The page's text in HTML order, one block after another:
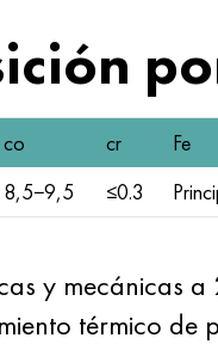
co cr Fe
8,5−9,5 ≤0.3
y mecánicas a
térmico de